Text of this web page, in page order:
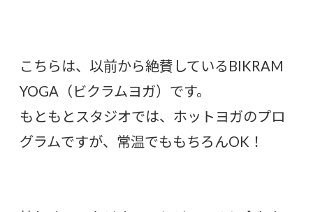
こちらは、以前から絶賛しているBIKRAM
YOGA（ビクラムヨガ）です。
もともとスタジオでは、ホットヨガのプロ
グラムですが、常温でももちろんOK！